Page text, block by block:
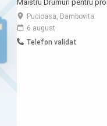
Maistru Drumuri pentru
infrastructură rutieră
Maristar dezvoltăm
infrastructură de amploare
Maistru Drumuri cu
Pucioasa, Dambovita
6 august
Telefon validat